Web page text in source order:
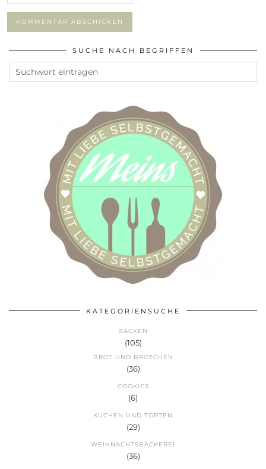
SUCHE NACH BEGRIFFEN
KATEGORIENSUCHE
BACKEN
(105)
BROT UND BRÖTCHEN
(36)
COOKIES
(6)
KUCHEN UND TORTEN
(29)
WEIHNACHTSBÄCKEREI
(36)